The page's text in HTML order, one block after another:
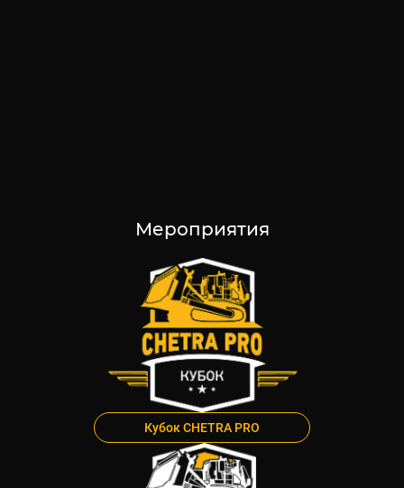
Мероприятия
Кубок CHETRA PRO